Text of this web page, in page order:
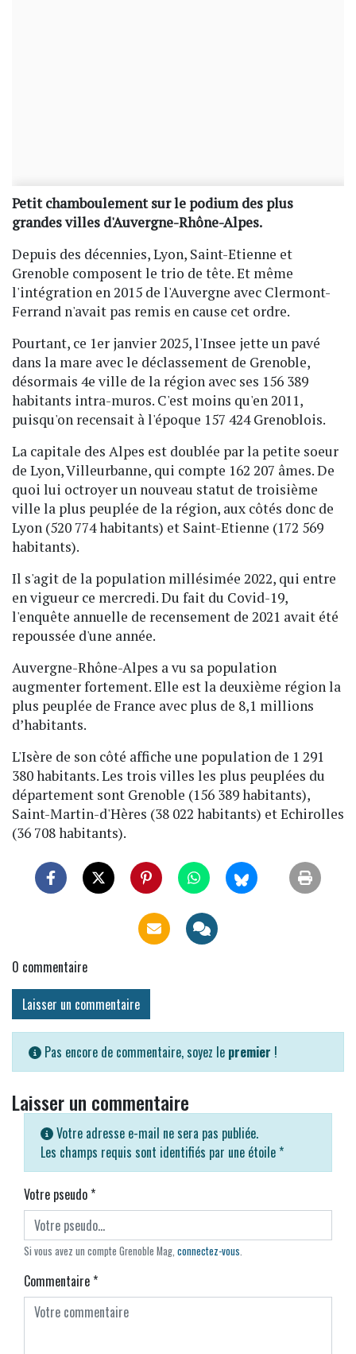
Petit chamboulement sur le podium des plus
grandes villes d'Auvergne-Rhône-Alpes.
Depuis des décennies, Lyon, Saint-Etienne et
Grenoble composent le trio de tête. Et même
l'intégration en 2015 de l'Auvergne avec Clermont-
Ferrand n'avait pas remis en cause cet ordre.
Pourtant, ce 1er janvier 2025, l'Insee jette un pavé
dans la mare avec le déclassement de Grenoble,
désormais 4e ville de la région avec ses 156 389
habitants intra-muros. C'est moins qu'en 2011,
puisqu'on recensait à l'époque 157 424 Grenoblois.
La capitale des Alpes est doublée par la petite soeur
de Lyon, Villeurbanne, qui compte 162 207 âmes. De
quoi lui octroyer un nouveau statut de troisième
ville la plus peuplée de la région, aux côtés donc de
Lyon (520 774 habitants) et Saint-Etienne (172 569
habitants).
Il s'agit de la population millésimée 2022, qui entre
en vigueur ce mercredi. Du fait du Covid-19,
l'enquête annuelle de recensement de 2021 avait été
repoussée d'une année.
Auvergne-Rhône-Alpes a vu sa population
augmenter fortement. Elle est la deuxième région la
plus peuplée de France avec plus de 8,1 millions
d’habitants.
L'Isère de son côté affiche une population de 1 291
380 habitants. Les trois villes les plus peuplées du
département sont Grenoble (156 389 habitants),
Saint-Martin-d'Hères (38 022 habitants) et Echirolles
(36 708 habitants).
0 commentaire
Laisser un commentaire
Pas encore de commentaire, soyez le premier !
Laisser un commentaire
Votre adresse e-mail ne sera pas publiée.
Les champs requis sont identifiés par une étoile *
Votre pseudo*
Si vous avez un compte Grenoble Mag, connectez-vous.
Commentaire*